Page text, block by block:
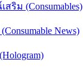
ริม (Consumables)
News)